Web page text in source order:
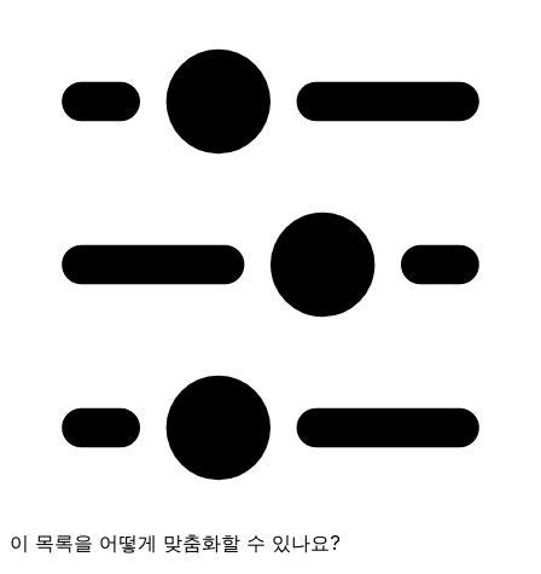
이 목록을 어떻게 맞춤화할 수 있나요?